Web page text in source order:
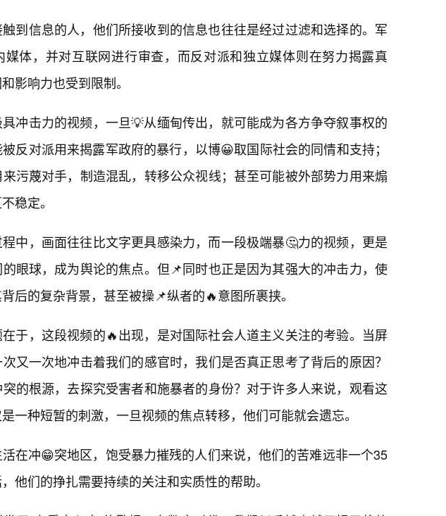
到信息的人，他们所接收到的信息也往往是经过过滤和选择的。军
媒体，并对互联网进行审查，而反对派和独立媒体则在努力揭露真
影响力也受到限制。
冲击力的视频，一旦💡从缅甸传出，就可能成为各方争夺叙事权的
反对派用来揭露军政府的暴行，以博😀取国际社会的同情和支持；
污蔑对手，制造混乱，转移公众视线；甚至可能被外部势力用来煽
稳定。
中，画面往往比文字更具感染力，而一段极端暴🤔力的视频，更是
眼球，成为舆论的焦点。但📌同时也正是因为其强大的冲击力，使
后的复杂背景，甚至被操📌纵者的🔥意图所裹挟。
于，这段视频的🔥出现，是对国际社会人道主义关注的考验。当屏
又一次地冲击着我们的感官时，我们是否真正思考了背后的原因？
的根源，去探究受害者和施暴者的身份？对于许多人来说，观看这
一种短暂的刺激，一旦视频的焦点转移，他们可能就会遗忘。
在冲😁突地区，饱受暴力摧残的人们来说，他们的苦难远非一个35
他们的挣扎需要持续的关注和实质性的帮助。